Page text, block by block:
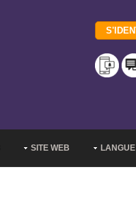
SITE WEB LANGUE